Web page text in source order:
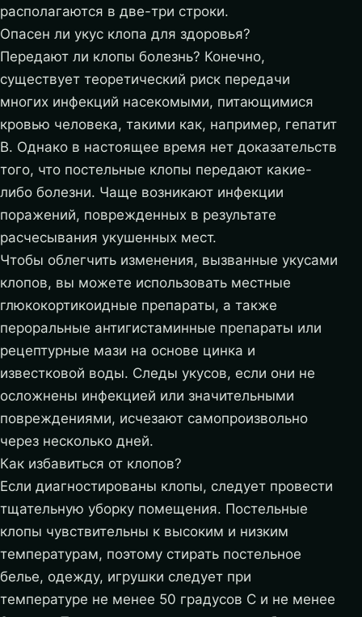
располагаются в две-три строки.
Опасен ли укус клопа для здоровья?
Передают ли клопы болезнь? Конечно,
существует теоретический риск передачи
многих инфекций насекомыми, питающимися
кровью человека, такими как, например, гепатит
B. Однако в настоящее время нет доказательств
того, что постельные клопы передают какие-
либо болезни. Чаще возникают инфекции
поражений, поврежденных в результате
расчесывания укушенных мест.
Чтобы облегчить изменения, вызванные укусами
клопов, вы можете использовать местные
глюкокортикоидные препараты, а также
пероральные антигистаминные препараты или
рецептурные мази на основе цинка и
известковой воды. Следы укусов, если они не
осложнены инфекцией или значительными
повреждениями, исчезают самопроизвольно
через несколько дней.
Как избавиться от клопов?
Если диагностированы клопы, следует провести
тщательную уборку помещения. Постельные
клопы чувствительны к высоким и низким
температурам, поэтому стирать постельное
белье, одежду, игрушки следует при
температуре не менее 50 градусов С и не менее